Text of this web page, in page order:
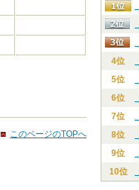
このページのTOPへ
4位
5位
6位
7位
8位
9位
10位